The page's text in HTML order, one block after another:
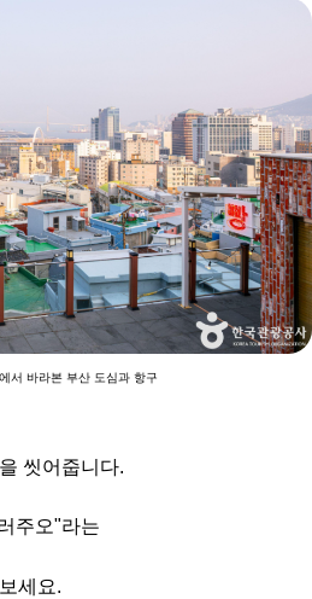
서 바라본 부산 도심과 항구
씻어줍니다.
주오"라는
세요.